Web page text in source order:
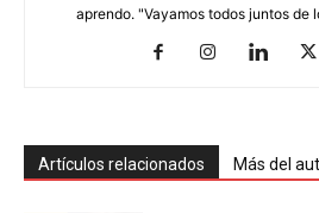
aprendo. "Vayamos todos juntos de
Artículos relacionados Más del